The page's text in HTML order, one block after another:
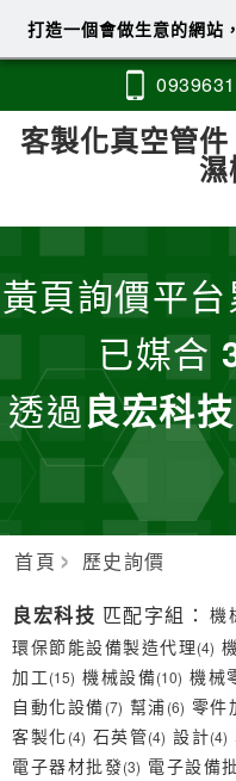
0939631
客製化真空管
黃頁詢價平
已媒合
透過良宏科技
首頁
歷史詢價
良宏科技 匹配字組： 機
環保節能設備製造代理(4)
加工(15) 機械設備(10) 機械
自動化設備(7) 幫浦(6) 零件
客製化(4) 石英管(4) 設計(4)
電子器材批發(3) 電子設備
打造一個會做生意的網站